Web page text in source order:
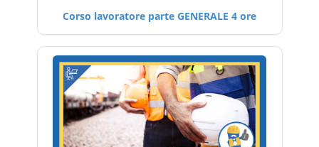
Corso lavoratore parte GENERALE 4 ore